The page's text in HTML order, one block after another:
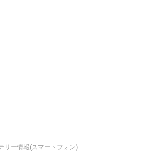
リー情報(スマートフォン)